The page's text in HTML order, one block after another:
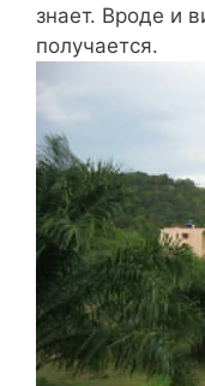
знает. Вроде и
получается.